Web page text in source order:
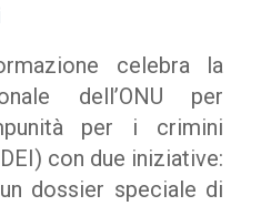
celebra la
dell’ONU per
per i crimini
con due iniziative:
dossier speciale di